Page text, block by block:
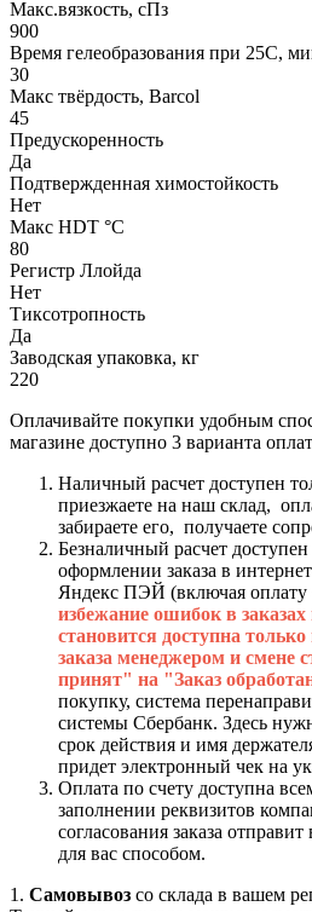
Макс.вязкoсть, сПз
900
Время гелеобразования при 25С,
30
Макс твёрдость, Barcol
45
Предускоренность
Да
Подтвержденная химостойкость
Нет
Макс HDT °С
80
Регистр Ллойда
Нет
Тиксотропность
Да
Заводская упаковка, кг
220
Оплачивайте покупки удобным
магазине доступно 3 варианта
Наличный расчет доступен
приезжаете на наш склад,
забираете его, получаете
Безналичный расчет
оформлении заказа в
Яндекс ПЭЙ (включая
избежание ошибок в заказах
становится доступна
заказа менеджером и смене
принят" на "Заказ
покупку, система
системы Сбербанк. Здесь
срок действия и имя
придет электронный чек на
Оплата по счету доступна
заполнении реквизитов
согласования заказа
для вас способом.
1. Самовывоз со склада в вашем